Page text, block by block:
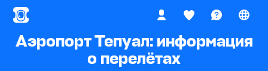
Аэропорт Тепуал: информация
о перелётах